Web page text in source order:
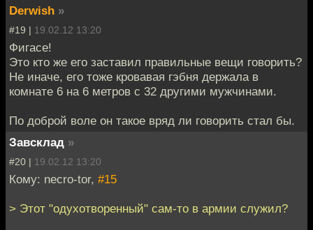
Derwish »
#19 | 19.02.12 13:20
Фигасе!
Это кто же его заставил правильные вещи говорить?
Не иначе, его тоже кровавая гэбня держала в
комнате 6 на 6 метров с 32 другими мужчинами.
По доброй воле он такое вряд ли говорить стал бы.
Завсклад »
#20 | 19.02.12 13:20
Кому: necro-tor, #15
> Этот "одухотворенный" сам-то в армии служил?